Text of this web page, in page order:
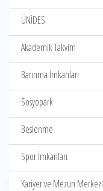
ÜNİDES
Akademik Takvim
Barınma İmkanları
Sosyopark
Beslenme
Spor İmkanları
Kariyer ve Mezun Merkezi